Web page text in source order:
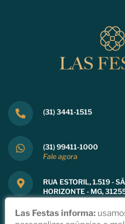
(31) 3441-1515
(31) 99411-1000
Fale agora
RUA ESTORIL, 1.519 -
HORIZONTE - MG,
Las Festas informa: